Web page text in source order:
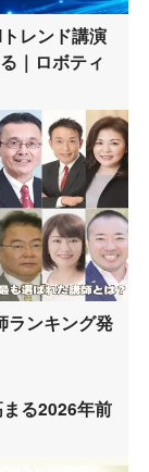
レンド講演
｜ロボティ
ランキング発
る2026年前